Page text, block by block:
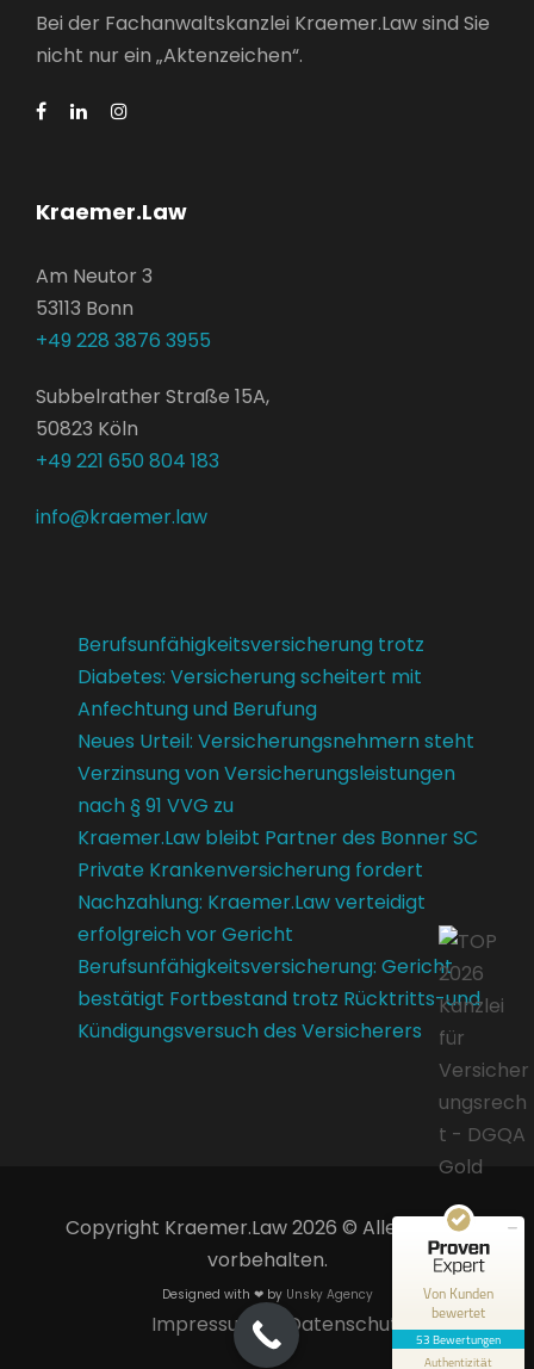
Bei der Fachanwaltskanzlei Kraemer.Law sind Sie
nicht nur ein „Aktenzeichen“.
Kraemer.Law
Am Neutor 3
53113 Bonn
+49 228 3876 3955
Subbelrather Straße 15A,
50823 Köln
+49 221 650 804 183
info@kraemer.law
Berufsunfähigkeitsversicherung trotz
Diabetes: Versicherung scheitert mit
Anfechtung und Berufung
Neues Urteil: Versicherungsnehmern steht
Verzinsung von Versicherungsleistungen
nach § 91 VVG zu
Kraemer.Law bleibt Partner des Bonner SC
Private Krankenversicherung fordert
Nachzahlung: Kraemer.Law verteidigt
erfolgreich vor Gericht
Berufsunfähigkeitsversicherung: Gericht
bestätigt Fortbestand trotz Rücktritts-und
Kündigungsversuch des Versicherers
Copyright Kraemer.Law 2026 © Alle Rechte
vorbehalten.
Designed with ❤ by Unsky Agency
Impressum Datenschutz
Von Kunden
bewertet
53 Bewertungen
Authentizität
100%
ProvenExpert.com
14
Bewertungen auf
ProvenExpert.com
39
Bewertungen von 1
Blick aufs ProvenExpert-Profil werfen
2.6.2026